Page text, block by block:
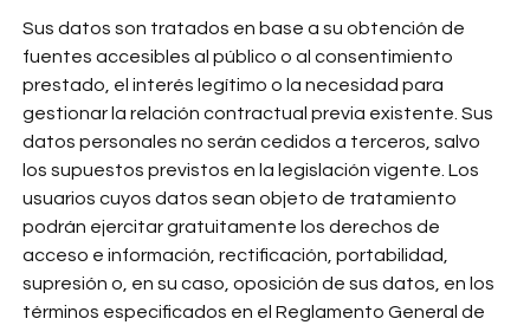
Sus datos son tratados en base a su obtención de
fuentes accesibles al público o al consentimiento
prestado, el interés legítimo o la necesidad para
gestionar la relación contractual previa existente. Sus
datos personales no serán cedidos a terceros, salvo
los supuestos previstos en la legislación vigente. Los
usuarios cuyos datos sean objeto de tratamiento
podrán ejercitar gratuitamente los derechos de
acceso e información, rectificación, portabilidad,
supresión o, en su caso, oposición de sus datos, en los
términos especificados en el Reglamento General de